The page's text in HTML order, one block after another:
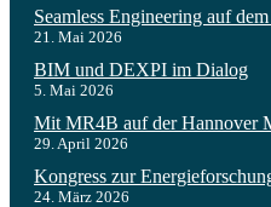
Seamless Engineering auf
21. Mai 2026
BIM und DEXPI im Dialog
5. Mai 2026
Mit MR4B auf der Hannover
29. April 2026
Kongress zur
24. März 2026